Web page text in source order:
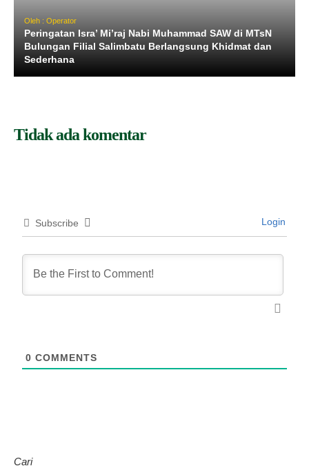
Oleh : Operator
Peringatan Isra’ Mi’raj Nabi Muhammad SAW di MTsN
Bulungan Filial Salimbatu Berlangsung Khidmat dan
Sederhana
Tidak ada komentar
Subscribe Login
0 COMMENTS
Cari